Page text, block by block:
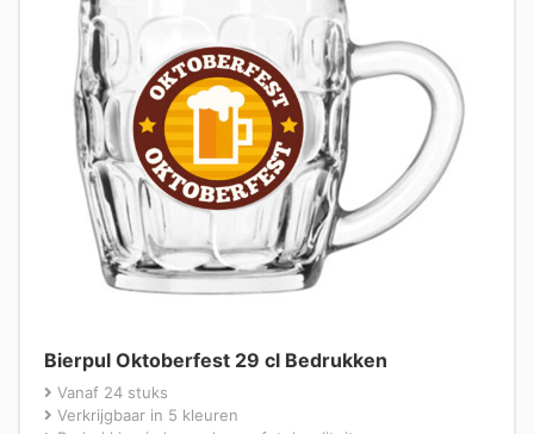
Bierpul Oktoberfest 29 cl Bedrukken
Vanaf 24 stuks
Verkrijgbaar in 5 kleuren